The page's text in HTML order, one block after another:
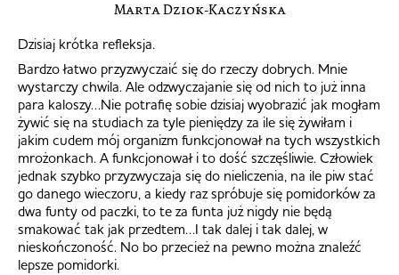
Marta Dziok-Kaczyńska
Dzisiaj krótka refleksja.
Bardzo łatwo przyzwyczaić się do rzeczy dobrych. Mnie
wystarczy chwila. Ale odzwyczajanie się od nich to już inna
para kaloszy…Nie potrafię sobie dzisiaj wyobrazić jak mogłam
żywić się na studiach za tyle pieniędzy za ile się żywiłam i
jakim cudem mój organizm funkcjonował na tych wszystkich
mrożonkach. A funkcjonował i to dość szczęśliwie. Człowiek
jednak szybko przyzwyczaja się do nieliczenia, na ile piw stać
go danego wieczoru, a kiedy raz spróbuje się pomidorków za
dwa funty od paczki, to te za funta już nigdy nie będą
smakować tak jak przedtem…I tak dalej i tak dalej, w
nieskończoność. No bo przecież na pewno można znaleźć
lepsze pomidorki.